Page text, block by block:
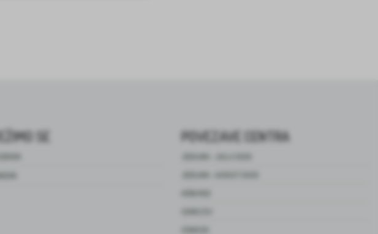
SE POVEZAVE CENTRA